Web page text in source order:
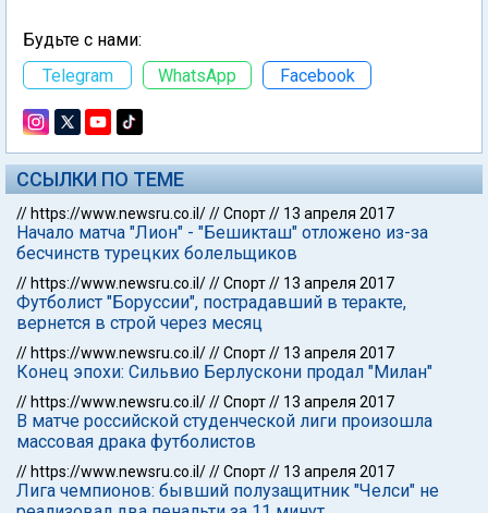
Будьте с нами:
Telegram
WhatsApp Facebook
ССЫЛКИ ПО ТЕМЕ
// https://www.newsru.co.il///Спорт// 13 апреля 2017
Начало матча "Лион" - "Бешикташ" отложено из-за
бесчинств турецких болельщиков
// https://www.newsru.co.il///Спорт// 13 апреля 2017
Футболист "Боруссии", пострадавший в теракте,
вернется в строй через месяц
// https://www.newsru.co.il///Спорт// 13 апреля 2017
Конец эпохи: Сильвио Берлускони продал "Милан"
// https://www.newsru.co.il///Спорт// 13 апреля 2017
В матче российской студенческой лиги произошла
массовая драка футболистов
// https://www.newsru.co.il///Спорт// 13 апреля 2017
Лига чемпионов: бывший полузащитник "Челси" не